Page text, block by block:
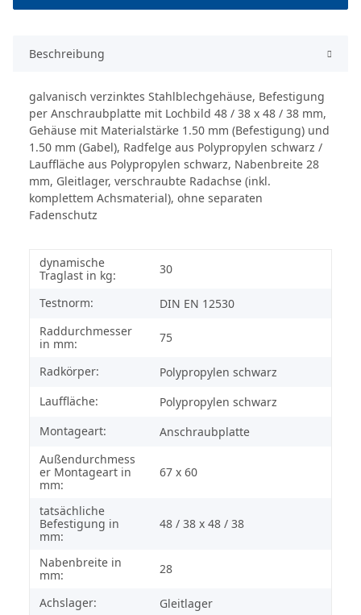
Beschreibung
galvanisch verzinktes Stahlblechgehäuse, Befestigung
per Anschraubplatte mit Lochbild 48 / 38 x 48 / 38 mm,
Gehäuse mit Materialstärke 1.50 mm (Befestigung) und
1.50 mm (Gabel), Radfelge aus Polypropylen schwarz /
Lauffläche aus Polypropylen schwarz, Nabenbreite 28
mm, Gleitlager, verschraubte Radachse (inkl.
komplettem Achsmaterial), ohne separaten
Fadenschutz
dynamische
Traglast in kg:
30
Testnorm:
DIN EN 12530
Raddurchmesser
in mm:
75
Radkörper:
Polypropylen schwarz
Lauffläche:
Polypropylen schwarz
Montageart:
Anschraubplatte
Außendurchmess
er Montageart in
mm:
67 x 60
tatsächliche
Befestigung in
mm:
48 / 38 x 48 / 38
Nabenbreite in
mm:
28
Achslager:
Gleitlager